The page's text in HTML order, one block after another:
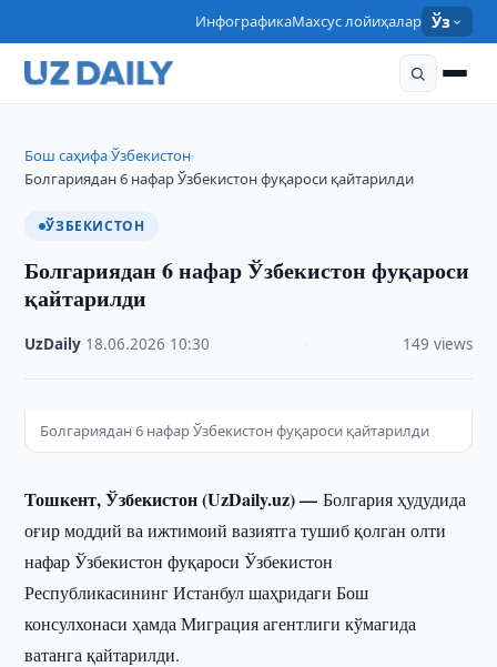
ИнфографикаМахсус лойиҳалар Ўз
Бош саҳифа›Ўзбекистон›
Болгариядан 6 нафар Ўзбекистон фуқароси қайтарилди
ЎЗБЕКИСТОН
Болгариядан 6 нафар Ўзбекистон фуқароси
қайтарилди
UzDaily 18.06.2026 10:30 149 views
Болгариядан 6 нафар Ўзбекистон фуқароси қайтарилди
Тошкент, Ўзбекистон (UzDaily.uz) —Болгария ҳудудида
оғир моддий ва ижтимоий вазиятга тушиб қолган олти
нафар Ўзбекистон фуқароси Ўзбекистон
Республикасининг Истанбул шаҳридаги Бош
консулхонаси ҳамда Миграция агентлиги кўмагида
ватанга қайтарилди.